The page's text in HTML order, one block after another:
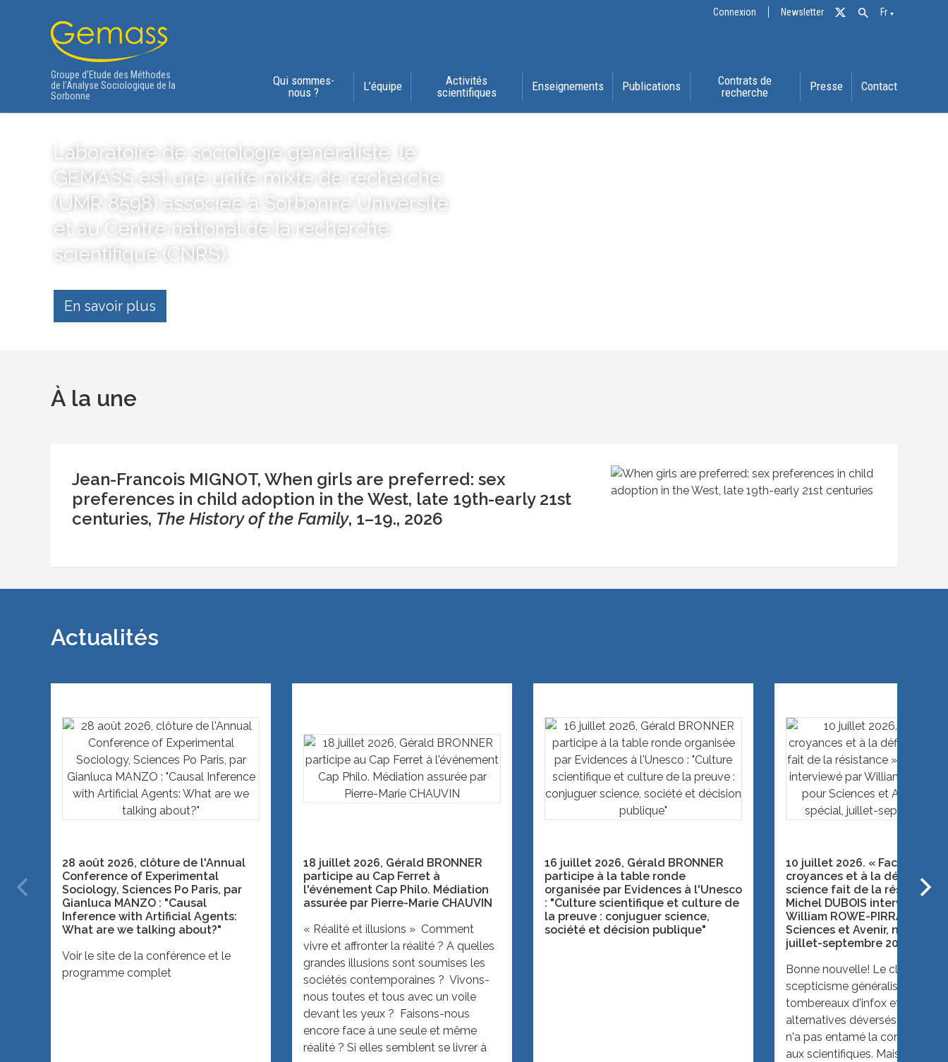
Connexion Newsletter Fr
Groupe d’Etude des Méthodes
de l’Analyse Sociologique de la
Sorbonne
Qui sommes-
nous ?
L’équipe
Activités
scientifiques
Enseignements Publications
Contrats de
recherche
Presse Contact
Laboratoire de sociologie généraliste, le
GEMASS est une unité mixte de recherche
(UMR 8598) associée à Sorbonne Université
et au Centre national de la recherche
scientifique (CNRS).
En savoir plus
À la une
Jean-Francois MIGNOT, When girls are preferred: sex
preferences in child adoption in the West, late 19th-early 21st
centuries, The History of the Family, 1–19., 2026
Actualités
28 août 2026, clôture de l'Annual
Conference of Experimental
Sociology, Sciences Po Paris, par
Gianluca MANZO : "Causal
Inference with Artificial Agents:
What are we talking about?"
Voir le site de la conférence et le
programme complet
18 juillet 2026, Gérald BRONNER
participe au Cap Ferret à
l'événement Cap Philo. Médiation
assurée par Pierre-Marie CHAUVIN
« Réalité et illusions » Comment
vivre et affronter la réalité ? A quelles
grandes illusions sont soumises les
sociétés contemporaines ? Vivons-
nous toutes et tous avec un voile
devant les yeux ? Faisons-nous
encore face à une seule et même
réalité ? Si elles semblent se livrer à
16 juillet 2026, Gérald BRONNER
participe à la table ronde
organisée par Evidences à l'Unesco
: "Culture scientifique et culture de
la preuve : conjuguer science,
société et décision publique"
10 juillet 2026. « Face aux
croyances et à la défiance, la
science fait de la résistance
Michel DUBOIS interviewé
William ROWE-PIRRA pour
Sciences et Avenir, numéro
juillet-septembre 2026
Bonne nouvelle! Le climat de
scepticisme généralisé, attisé
tombereaux d'infox et de
alternatives déversés sur les
n'a pas entamé la confiance
aux scientifiques. Mais les